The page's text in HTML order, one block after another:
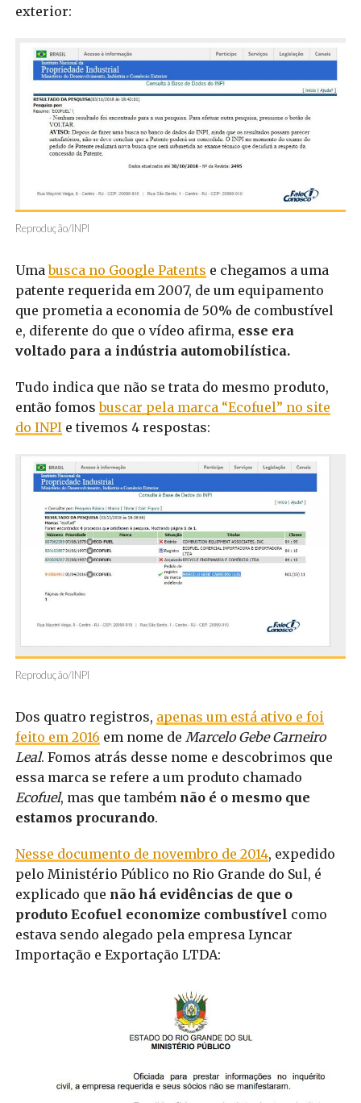
exterior:
Reprodução/INPI
Umabusca no Google Patents e chegamos a uma
patente requerida em 2007, de um equipamento
que prometia a economia de 50% de combustível
e, diferente do que o vídeo afirma, esse era
voltado para a indústria automobilística.
Tudo indica que não se trata do mesmo produto,
então fomosbuscar pela marca “Ecofuel” no site
do INPIe tivemos 4 respostas:
Reprodução/INPI
Dos quatro registros, apenas um está ativo e foi
feito em 2016 em nome de Marcelo Gebe Carneiro
Leal. Fomos atrás desse nome e descobrimos que
essa marca se refere a um produto chamado
Ecofuel, mas que também não é o mesmo que
estamos procurando.
Nesse documento de novembro de 2014, expedido
pelo Ministério Público no Rio Grande do Sul, é
explicado que não há evidências de que o
produto Ecofuel economize combustível como
estava sendo alegado pela empresa Lyncar
Importação e Exportação LTDA: